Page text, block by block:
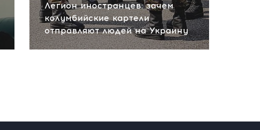
Легион иностранцев: зачем
колумбийские картели
отправляют людей на Украину